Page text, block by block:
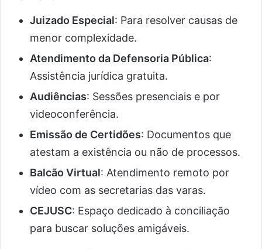
Juizado Especial: Para resolver causas de
menor complexidade.
Atendimento da Defensoria Pública:
Assistência jurídica gratuita.
Audiências: Sessões presenciais e por
videoconferência.
Emissão de Certidões: Documentos que
atestam a existência ou não de processos.
Balcão Virtual: Atendimento remoto por
vídeo com as secretarias das varas.
CEJUSC: Espaço dedicado à conciliação
para buscar soluções amigáveis.